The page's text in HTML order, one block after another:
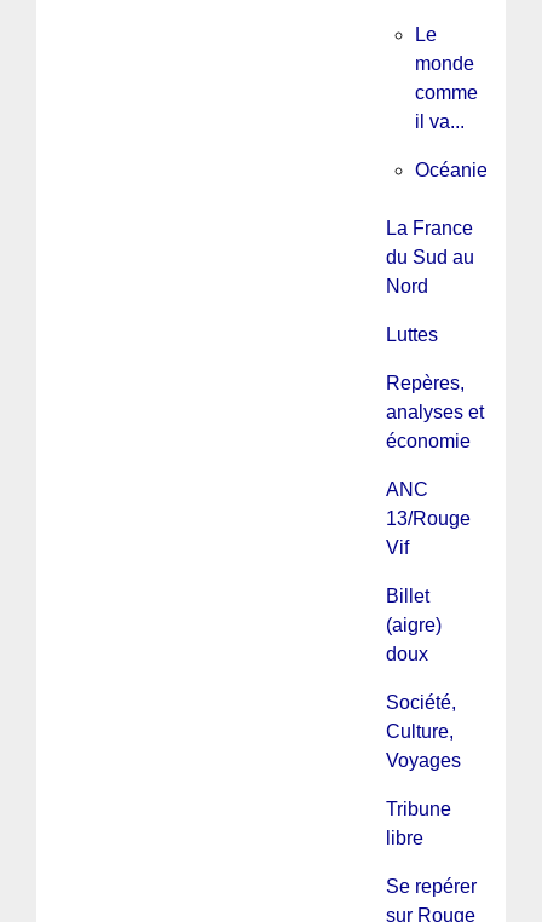
Le
monde
comme
il va...
Océanie
La France
du Sud au
Nord
Luttes
Repères,
analyses et
économie
ANC
13/Rouge
Vif
Billet
(aigre)
doux
Société,
Culture,
Voyages
Tribune
libre
Se repérer
sur Rouge